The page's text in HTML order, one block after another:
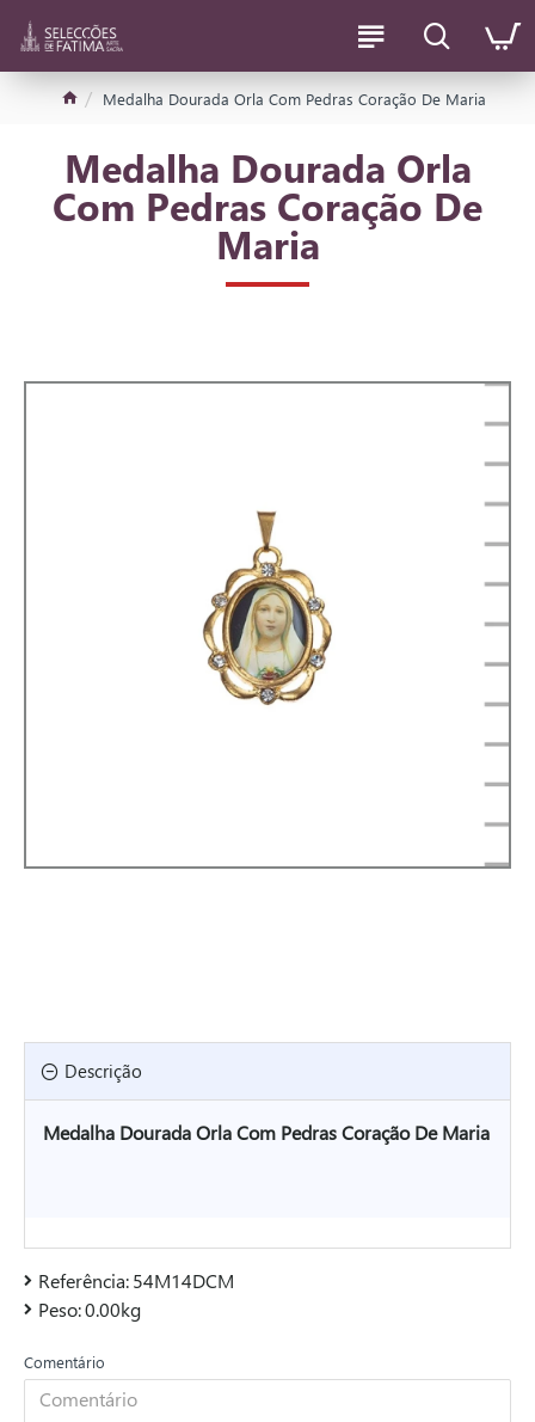
Medalha Dourada Orla Com Pedras Coração De Maria
Medalha Dourada Orla
Com Pedras Coração De
Maria
Descrição
Medalha Dourada Orla Com Pedras Coração De Maria
Referência:54M14DCM
Peso:0.00kg
Comentário